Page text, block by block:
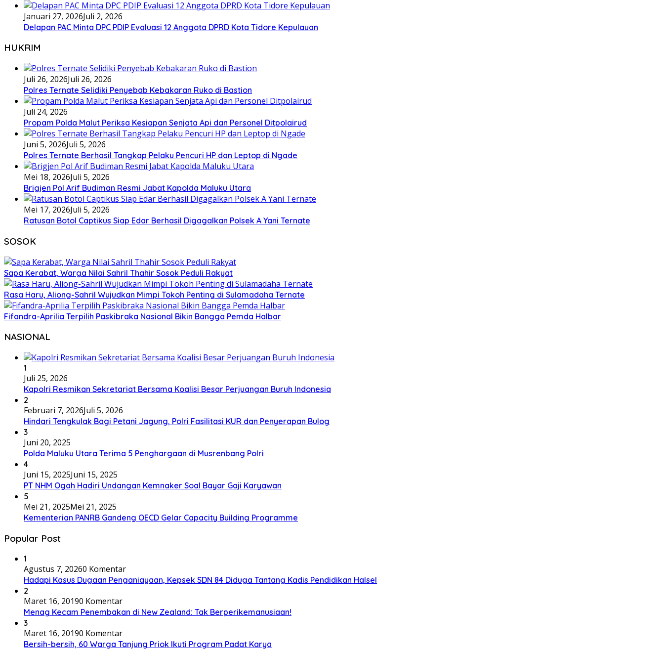
Januari 27, 2026Juli 2, 2026
Delapan PAC Minta DPC PDIP Evaluasi 12 Anggota DPRD Kota Tidore Kepulauan
HUKRIM
Juli 26, 2026Juli 26, 2026
Polres Ternate Selidiki Penyebab Kebakaran Ruko di Bastion
Juli 24, 2026
Propam Polda Malut Periksa Kesiapan Senjata Api dan Personel Ditpolairud
Juni 5, 2026Juli 5, 2026
Polres Ternate Berhasil Tangkap Pelaku Pencuri HP dan Leptop di Ngade
Mei 18, 2026Juli 5, 2026
Brigjen Pol Arif Budiman Resmi Jabat Kapolda Maluku Utara
Mei 17, 2026Juli 5, 2026
Ratusan Botol Captikus Siap Edar Berhasil Digagalkan Polsek A Yani Ternate
SOSOK
Sapa Kerabat, Warga Nilai Sahril Thahir Sosok Peduli Rakyat
Rasa Haru, Aliong-Sahril Wujudkan Mimpi Tokoh Penting di Sulamadaha Ternate
Fifandra-Aprilia Terpilih Paskibraka Nasional Bikin Bangga Pemda Halbar
NASIONAL
1
Juli 25, 2026
Kapolri Resmikan Sekretariat Bersama Koalisi Besar Perjuangan Buruh Indonesia
2
Februari 7, 2026Juli 5, 2026
Hindari Tengkulak Bagi Petani Jagung, Polri Fasilitasi KUR dan Penyerapan Bulog
3
Juni 20, 2025
Polda Maluku Utara Terima 5 Penghargaan di Musrenbang Polri
4
Juni 15, 2025Juni 15, 2025
PT NHM Ogah Hadiri Undangan Kemnaker Soal Bayar Gaji Karyawan
5
Mei 21, 2025Mei 21, 2025
Kementerian PANRB Gandeng OECD Gelar Capacity Building Programme
Popular Post
1
Agustus 7, 20260 Komentar
Hadapi Kasus Dugaan Penganiayaan, Kepsek SDN 84 Diduga Tantang Kadis Pendidikan Halsel
2
Maret 16, 20190 Komentar
Menag Kecam Penembakan di New Zealand: Tak Berperikemanusiaan!
3
Maret 16, 20190 Komentar
Bersih-bersih, 60 Warga Tanjung Priok Ikuti Program Padat Karya